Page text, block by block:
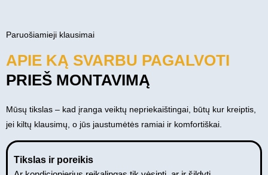
Paruošiamieji klausimai
APIE KĄ SVARBU PAGALVOTI
PRIEŠ MONTAVIMĄ
Mūsų tikslas – kad įranga veiktų nepriekaištingai, būtų kur kreiptis,
jei kiltų klausimų, o jūs jaustumėtės ramiai ir komfortiškai.
Tikslas ir poreikis